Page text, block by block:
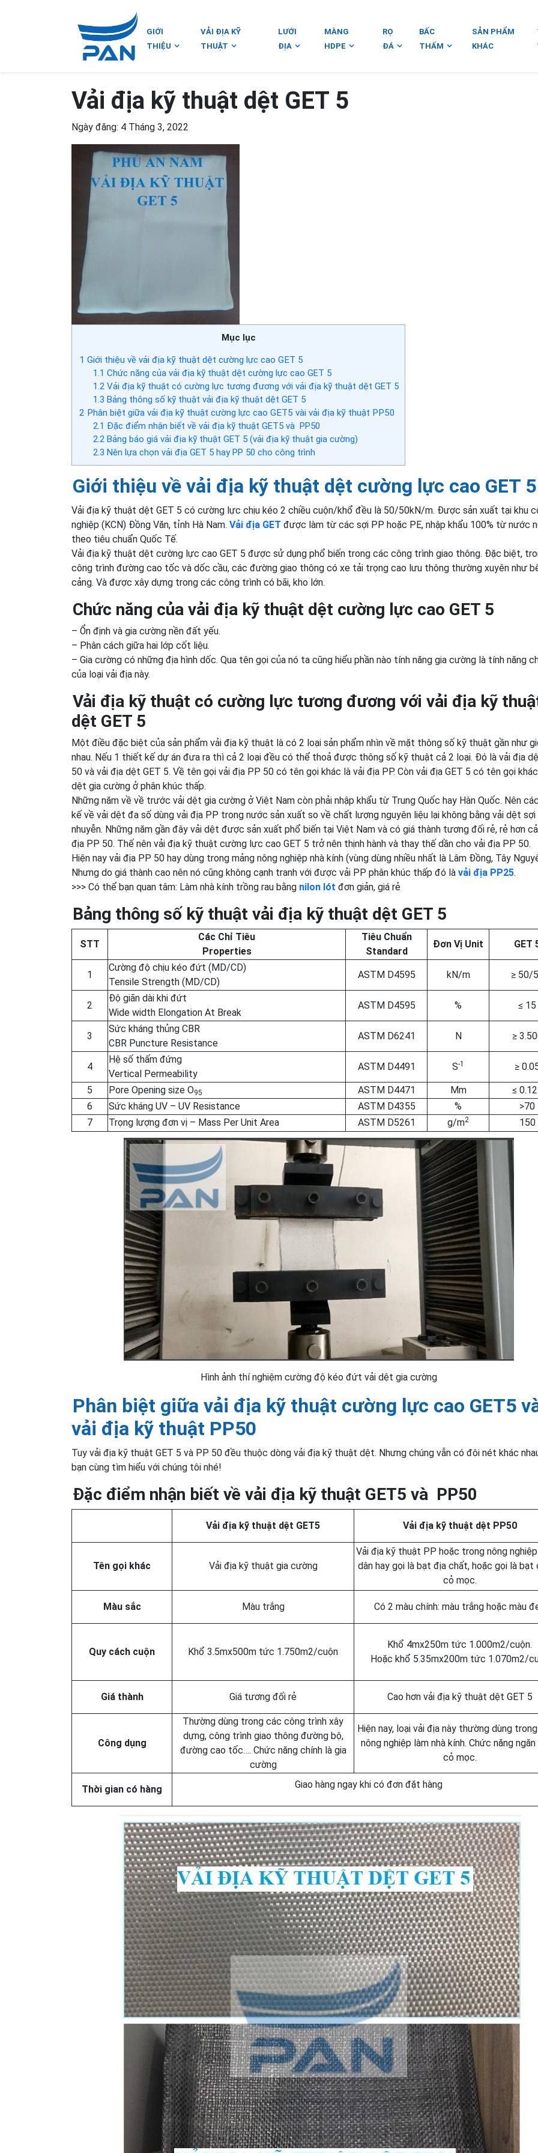
GIỚI
THIỆU
VẢI ĐỊA KỸ
THUẬT
LƯỚI
ĐỊA
MÀNG
HDPE
RỌ
ĐÁ
BẤC
THẤM
SẢN PHẨM
KHÁC
Vải địa kỹ thuật dệt GET 5
Ngày đăng: 4 Tháng 3, 2022
Mục lục
1 Giới thiệu về vải địa kỹ thuật dệt cường lực cao GET 5
1.1 Chức năng của vải địa kỹ thuật dệt cường lực cao GET 5
1.2Vải địa kỹ thuật có cường lực tương đương với vải địa kỹ thuật dệt GET 5
1.3 Bảng thông số kỹ thuật vải địa kỹ thuật dệt GET 5
2 Phân biệt giữa vải địa kỹ thuật cường lực cao GET5 vài vải địa kỹ thuật PP50
2.1 Đặc điểm nhận biết về vải địa kỹ thuật GET5 và PP50
2.2Bảng báo giá vải địa kỹ thuật GET 5 (vải địa kỹ thuật gia cường)
2.3 Nên lựa chọn vải địa GET 5 hay PP 50 cho công trình
Giới thiệu về vải địa kỹ thuật dệt cường lực cao GET 5
Vải địa kỹ thuật dệt GET 5 có cường lực chịu kéo 2 chiều cuộn/khổ đều là 50/50kN/m. Được sản xuất tại khu
nghiệp (KCN) Đồng Văn, tỉnh Hà Nam. Vải địa GET được làm từ các sợi PP hoặc PE, nhập khẩu 100% từ nước
theo tiêu chuẩn Quốc Tế.
Vải địa kỹ thuật dệt cường lực cao GET 5 được sử dụng phổ biến trong các công trình giao thông. Đặc biệt,
công trình đường cao tốc và dốc cầu, các đường giao thông có xe tải trọng cao lưu thông thường xuyên như
cảng. Và được xây dựng trong các công trình có bãi, kho lớn.
Chức năng của vải địa kỹ thuật dệt cường lực cao GET 5
– Ổn định và gia cường nền đất yếu.
– Phân cách giữa hai lớp cốt liệu.
– Gia cường có những địa hình dốc. Qua tên gọi của nó ta cũng hiểu phần nào tính năng gia cường là tính năng
của loại vải địa này.
Vải địa kỹ thuật có cường lực tương đương với vải địa kỹ
dệt GET 5
Một điều đặc biệt của sản phẩm vải địa kỹ thuật là có 2 loại sản phẩm nhìn về mặt thông số kỹ thuật gần như
nhau. Nếu 1 thiết kế dự án đưa ra thì cả 2 loại đều có thể thoả được thông số kỹ thuật cả 2 loại. Đó là vải địa
50 và vải địa dệt GET 5. Về tên gọi vải địa PP 50 có tên gọi khác là vải địa PP. Còn vải địa GET 5 có tên gọi
dệt gia cường ở phân khúc thấp.
Những năm về về trước vải dệt gia cường ở Việt Nam còn phải nhập khẩu từ Trung Quốc hay Hàn Quốc. Nên
kế về vải dệt đa số dùng vải địa PP trong nước sản xuất so về chất lượng nguyên liệu lại không bằng vải dệt sợi
nhuyễn. Những năm gần đây vải dệt được sản xuất phổ biến tại Việt Nam và có giá thành tương đối rẻ, rẻ hơn
địa PP 50. Thế nên vải địa kỹ thuật cường lực cao GET 5 trở nên thịnh hành và thay thế dần cho vải địa PP 50.
Hiện nay vải địa PP 50 hay dùng trong mảng nông nghiệp nhà kính (vùng dùng nhiều nhất là Lâm Đồng, Tây
Nhưng do giá thành cao nên nó cũng không cạnh tranh với được vải PP phân khúc thấp đó là vải địa PP25.
>>> Có thể bạn quan tâm: Làm nhà kính trồng rau bằng nilon lót đơn giản, giá rẻ
Bảng thông số kỹ thuật vải địa kỹ thuật dệt GET 5
STT
Các Chỉ Tiêu
Properties
Tiêu Chuẩn
Standard
Đơn Vị Unit GET
1
Cường độ chịu kéo đứt (MD/CD)
Tensile Strength (MD/CD)
ASTM D4595 kN/m ≥ 50/
2
Độ giãn dài khi đứt
Wide width Elongation At Break
ASTM D4595 % ≤ 15
3
Sức kháng thủng CBR
CBR Puncture Resistance
ASTM D6241 N ≥
4
Hệ số thấm đứng
Vertical Permeability
ASTM D4491 S-1 ≥
5 Pore Opening size O95 ASTM D4471 Mm
≤
6
Sức kháng UV – UV Resistance ASTM D4355 %
>70
7
Trọng lượng đơn vị – Mass Per Unit Area ASTM D5261 g/m2 150
Hình ảnh thí nghiệm cường độ kéo đứt vải dệt gia cường
Phân biệt giữa vải địa kỹ thuật cường lực cao GET5
vải địa kỹ thuật PP50
Tuy vải địa kỹ thuật GET 5 và PP 50 đều thuộc dòng vải địa kỹ thuật dệt. Nhưng chúng vẫn có đôi nét khác
bạn cùng tìm hiểu với chúng tôi nhé!
Đặc điểm nhận biết về vải địa kỹ thuật GET5 và PP50
Vải địa kỹ thuật dệt GET5 Vải địa kỹ thuật dệt PP50
Tên gọi khác Vải địa kỹ thuật gia cường
Vải địa kỹ thuật PP hoặc trong nông
dân hay gọi là bạt địa chất, hoặc gọi là bạt
cỏ mọc.
Màu sắc Màu trắng Có 2 màu chính: màu trắng hoặc màu
Quy cách cuộn Khổ 3.5mx500m tức 1.750m2/cuộn
Khổ 4mx250m tức 1.000m2/cuộn.
Hoặc khổ 5.35mx200m tức 1.070m2/
Giá thành Giá tương đối rẻ Cao hơn vải địa kỹ thuật dệt GET 5
Công dụng
Thường dùng trong các công trình xây
dựng, công trình giao thông đường bộ,
đường cao tốc…. Chức năng chính là gia
cường
Hiện nay, loại vải địa này thường dùng
nông nghiệp làm nhà kính. Chức năng
cỏ mọc.
Thời gian có hàng Giao hàng ngay khi có đơn đặt hàng